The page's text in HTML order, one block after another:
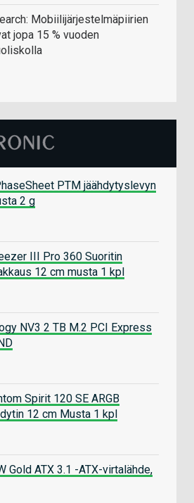
Mobiilijärjestelmäpiirien
jopa 15 % vuoden
PTM jäähdytyslevyn
2 g
III Pro 360 Suoritin
12 cm musta 1 kpl
NV3 2 TB M.2 PCI Express
Spirit 120 SE ARGB
12 cm Musta 1 kpl
Gold ATX 3.1 -ATX-virtalähde,